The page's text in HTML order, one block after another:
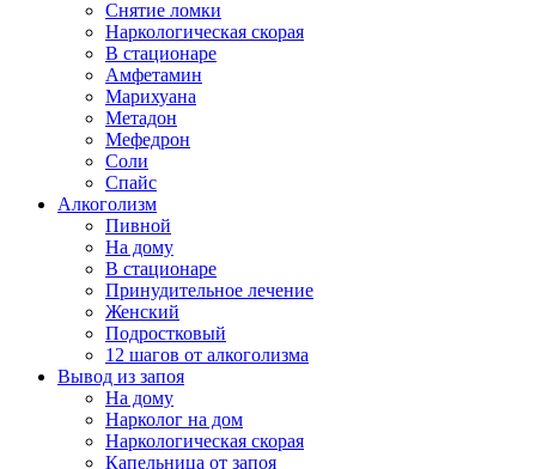
Снятие ломки
Наркологическая скорая
В стационаре
Амфетамин
Марихуана
Метадон
Мефедрон
Соли
Спайс
Алкоголизм
Пивной
На дому
В стационаре
Принудительное лечение
Женский
Подростковый
12 шагов от алкоголизма
Вывод из запоя
На дому
Нарколог на дом
Наркологическая скорая
Капельница от запоя